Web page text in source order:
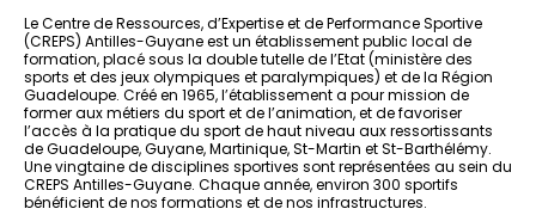
Le Centre de Ressources, d’Expertise et de Performance Sportive
(CREPS) Antilles-Guyane est un établissement public local de
formation, placé sous la double tutelle de l’Etat (ministère des
sports et des jeux olympiques et paralympiques) et de la Région
Guadeloupe. Créé en 1965, l’établissement a pour mission de
former aux métiers du sport et de l’animation, et de favoriser
l’accès à la pratique du sport de haut niveau aux ressortissants
de Guadeloupe, Guyane, Martinique, St-Martin et St-Barthélémy.
Une vingtaine de disciplines sportives sont représentées au sein du
CREPS Antilles-Guyane. Chaque année, environ 300 sportifs
bénéficient de nos formations et de nos infrastructures.